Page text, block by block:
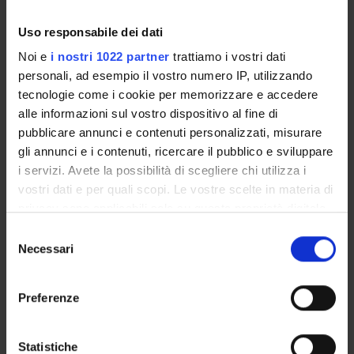
Uso responsabile dei dati
Noi e i nostri 1022 partner trattiamo i vostri dati
personali, ad esempio il vostro numero IP, utilizzando
tecnologie come i cookie per memorizzare e accedere
alle informazioni sul vostro dispositivo al fine di
pubblicare annunci e contenuti personalizzati, misurare
gli annunci e i contenuti, ricercare il pubblico e sviluppare
i servizi. Avete la possibilità di scegliere chi utilizza i
vostri dati e per quali scopi. Le vostre scelte in materia di
modificare o revocare il proprio consenso in qualsiasi
momento dalla Dichiarazione sui cookie o facendo clic
raccogliere informazioni sulla tua posizione
delNecessari
Preferenze
Statistiche
ACTIVITIES
RESEARCH AREAS
PHD PROGRAMMES
LIBRARIES
SPIN OFF AND COMPANIES